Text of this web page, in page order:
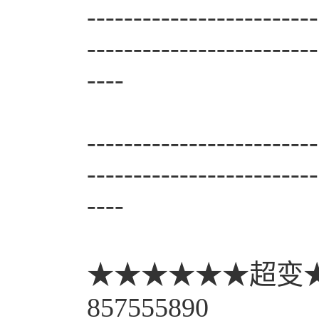
----
----
★★★★★★超变
857555890